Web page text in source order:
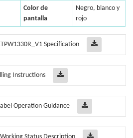
Color de
pantalla
Negro, blanco y
rojo
Specification
Instructions
Operation Guidance